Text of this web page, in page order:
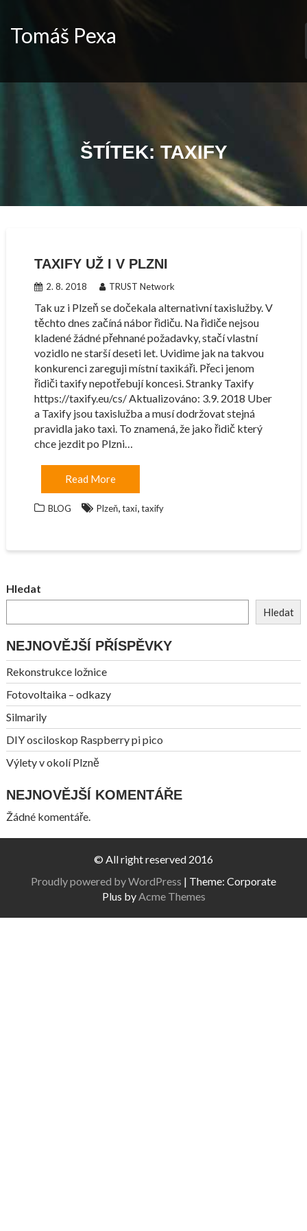
content
Tomáš Pexa
ŠTÍTEK:TAXIFY
TAXIFY UŽ I V PLZNI
2. 8. 2018 TRUST Network
Tak uz i Plzeň se dočekala alternativní taxislužby. V
těchto dnes začíná nábor řidiču. Na řidiče nejsou
kladené žádné přehnané požadavky, stačí vlastní
vozidlo ne starší deseti let. Uvidime jak na takvou
konkurenci zareguji místní taxikáři. Přeci jenom
řidiči taxify nepotřebují koncesi. Stranky Taxify
https://taxify.eu/cs/ Aktualizováno: 3.9. 2018 Uber
a Taxify jsou taxislužba a musí dodržovat stejná
pravidla jako taxi. To znamená, že jako řidič který
chce jezdit po Plzni…
Read More
BLOG Plzeň,taxi,taxify
Hledat
Hledat
NEJNOVĚJŠÍ PŘÍSPĚVKY
Rekonstrukce ložnice
Fotovoltaika – odkazy
Silmarily
DIY osciloskop Raspberry pi pico
Výlety v okolí Plzně
NEJNOVĚJŠÍ KOMENTÁŘE
Žádné komentáře.
© All right reserved 2016
Proudly powered by WordPress | Theme: Corporate
Plus byAcme Themes